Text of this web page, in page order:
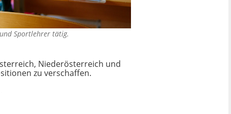
Sportlehrer tätig.
Niederösterreich und
zu verschaffen.